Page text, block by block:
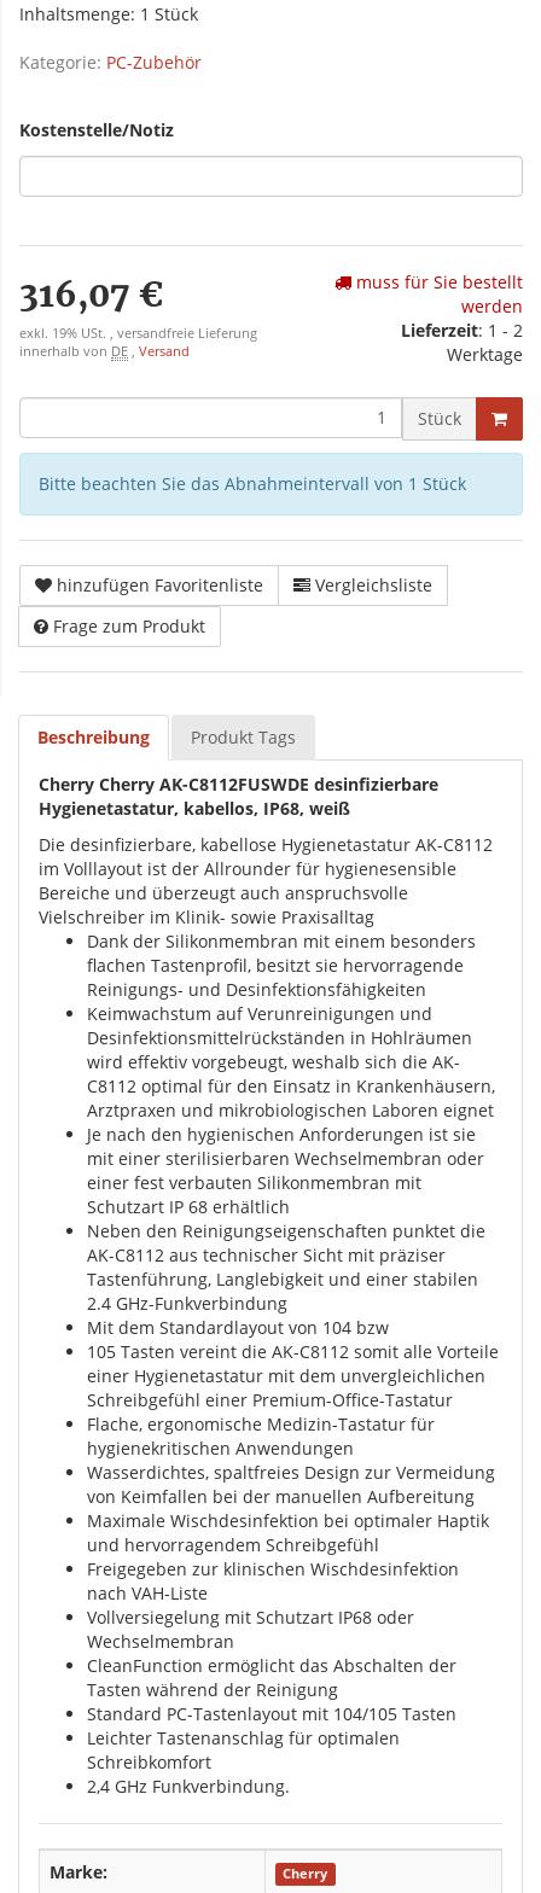
Inhaltsmenge: 1 Stück
Kategorie: PC-Zubehör
Kostenstelle/Notiz
316,07 €
exkl. 19% USt. , versandfreie Lieferung
innerhalb von DE , Versand
muss für Sie bestellt
werden
Lieferzeit: 1 - 2
Werktage
Stück
Bitte beachten Sie das Abnahmeintervall von 1 Stück
hinzufügen Favoritenliste
Vergleichsliste
Frage zum Produkt
Beschreibung Produkt Tags
Cherry Cherry AK-C8112FUSWDE desinfizierbare
Hygienetastatur, kabellos, IP68, weiß
Die desinfizierbare, kabellose Hygienetastatur AK-C8112
im Volllayout ist der Allrounder für hygienesensible
Bereiche und überzeugt auch anspruchsvolle
Vielschreiber im Klinik- sowie Praxisalltag
Dank der Silikonmembran mit einem besonders
flachen Tastenprofil, besitzt sie hervorragende
Reinigungs- und Desinfektionsfähigkeiten
Keimwachstum auf Verunreinigungen und
Desinfektionsmittelrückständen in Hohlräumen
wird effektiv vorgebeugt, weshalb sich die AK-
C8112 optimal für den Einsatz in Krankenhäusern,
Arztpraxen und mikrobiologischen Laboren eignet
Je nach den hygienischen Anforderungen ist sie
mit einer sterilisierbaren Wechselmembran oder
einer fest verbauten Silikonmembran mit
Schutzart IP 68 erhältlich
Neben den Reinigungseigenschaften punktet die
AK-C8112 aus technischer Sicht mit präziser
Tastenführung, Langlebigkeit und einer stabilen
2.4 GHz-Funkverbindung
Mit dem Standardlayout von 104 bzw
105 Tasten vereint die AK-C8112 somit alle Vorteile
einer Hygienetastatur mit dem unvergleichlichen
Schreibgefühl einer Premium-Office-Tastatur
Flache, ergonomische Medizin-Tastatur für
hygienekritischen Anwendungen
Wasserdichtes, spaltfreies Design zur Vermeidung
von Keimfallen bei der manuellen Aufbereitung
Maximale Wischdesinfektion bei optimaler Haptik
und hervorragendem Schreibgefühl
Freigegeben zur klinischen Wischdesinfektion
nach VAH-Liste
Vollversiegelung mit Schutzart IP68 oder
Wechselmembran
CleanFunction ermöglicht das Abschalten der
Tasten während der Reinigung
Standard PC-Tastenlayout mit 104/105 Tasten
Leichter Tastenanschlag für optimalen
Schreibkomfort
2,4 GHz Funkverbindung.
Marke: Cherry